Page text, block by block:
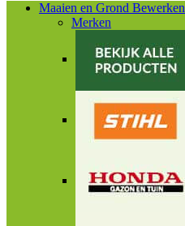
Maaien en Grond Bewerken
Merken